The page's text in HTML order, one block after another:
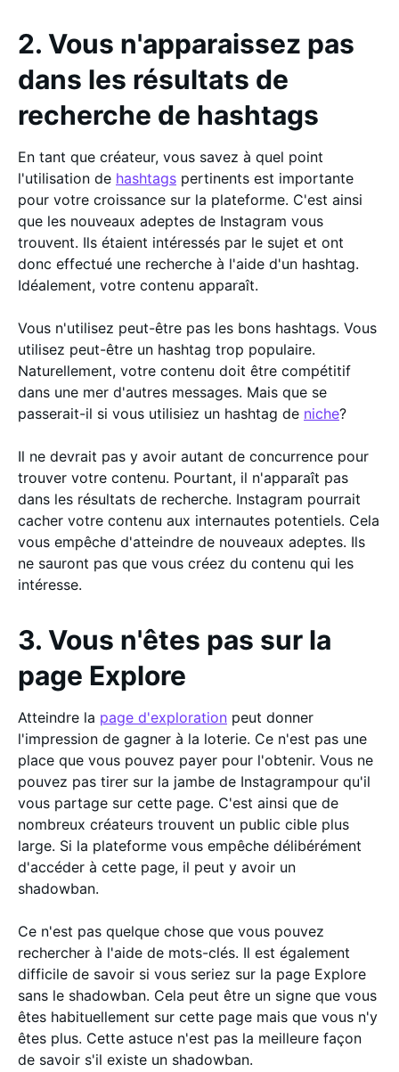
2. Vous n'apparaissez pas
dans les résultats de
recherche de hashtags
En tant que créateur, vous savez à quel point
l'utilisation de hashtags pertinents est importante
pour votre croissance sur la plateforme. C'est ainsi
que les nouveaux adeptes de Instagram vous
trouvent. Ils étaient intéressés par le sujet et ont
donc effectué une recherche à l'aide d'un hashtag.
Idéalement, votre contenu apparaît.
Vous n'utilisez peut-être pas les bons hashtags. Vous
utilisez peut-être un hashtag trop populaire.
Naturellement, votre contenu doit être compétitif
dans une mer d'autres messages. Mais que se
passerait-il si vous utilisiez un hashtag de niche?
Il ne devrait pas y avoir autant de concurrence pour
trouver votre contenu. Pourtant, il n'apparaît pas
dans les résultats de recherche. Instagram pourrait
cacher votre contenu aux internautes potentiels. Cela
vous empêche d'atteindre de nouveaux adeptes. Ils
ne sauront pas que vous créez du contenu qui les
intéresse.
3. Vous n'êtes pas sur la
page Explore
Atteindre la page d'exploration peut donner
l'impression de gagner à la loterie. Ce n'est pas une
place que vous pouvez payer pour l'obtenir. Vous ne
pouvez pas tirer sur la jambe de Instagrampour qu'il
vous partage sur cette page. C'est ainsi que de
nombreux créateurs trouvent un public cible plus
large. Si la plateforme vous empêche délibérément
d'accéder à cette page, il peut y avoir un
shadowban.
Ce n'est pas quelque chose que vous pouvez
rechercher à l'aide de mots-clés. Il est également
difficile de savoir si vous seriez sur la page Explore
sans le shadowban. Cela peut être un signe que vous
êtes habituellement sur cette page mais que vous n'y
êtes plus. Cette astuce n'est pas la meilleure façon
de savoir s'il existe un shadowban.